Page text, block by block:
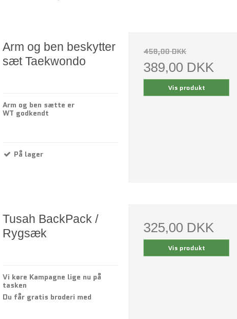
Arm og ben beskytter
sæt Taekwondo
Arm og ben sætte er
WT godkendt
På lager
458,00 DKK
389,00 DKK
Vis produkt
Tusah BackPack /
Rygsæk
Vi køre Kampagne lige nu på
tasken
Du får gratis broderi med
325,00 DKK
Vis produkt